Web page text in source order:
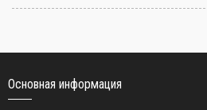
Основная информация